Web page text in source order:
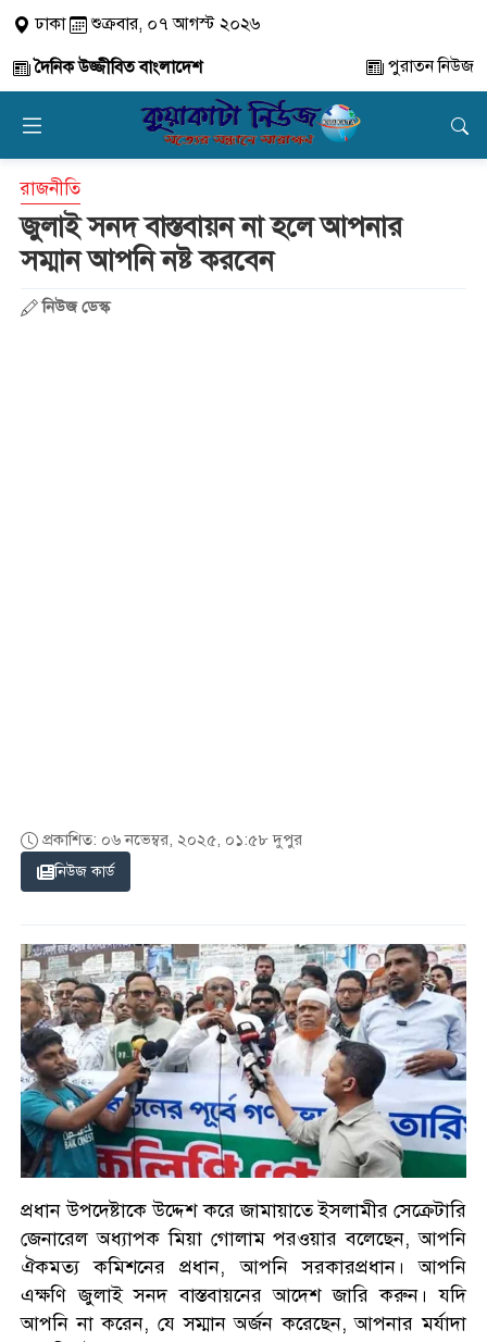
ঢাকা
শুক্রবার, ০৭ আগস্ট ২০২৬
দৈনিক উজ্জীবিত বাংলাদেশ
পুরাতন নিউজ
রাজনীতি
জুলাই সনদ বাস্তবায়ন না হলে আপনার
সম্মান আপনি নষ্ট করবেন
নিউজ ডেস্ক
প্রকাশিত: ০৬ নভেম্বর, ২০২৫, ০১:৫৮ দুপুর
নিউজ কার্ড
প্রধান উপদেষ্টাকে উদ্দেশ করে জামায়াতে ইসলামীর সেক্রেটারি
জেনারেল অধ্যাপক মিয়া গোলাম পরওয়ার বলেছেন, আপনি
ঐকমত্য কমিশনের প্রধান, আপনি সরকারপ্রধান। আপনি
এক্ষণি জুলাই সনদ বাস্তবায়নের আদেশ জারি করুন। যদি
আপনি না করেন, যে সম্মান অর্জন করেছেন, আপনার মর্যাদা